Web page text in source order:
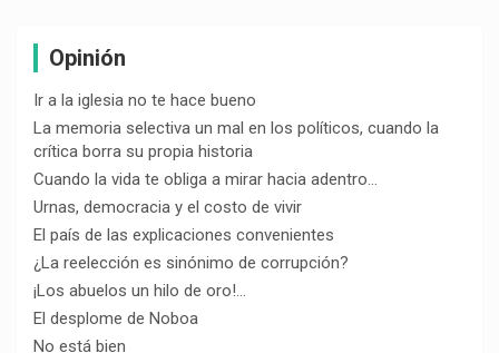
Opinión
Ir a la iglesia no te hace bueno
La memoria selectiva un mal en los políticos, cuando la
crítica borra su propia historia
Cuando la vida te obliga a mirar hacia adentro…
Urnas, democracia y el costo de vivir
El país de las explicaciones convenientes
¿La reelección es sinónimo de corrupción?
¡Los abuelos un hilo de oro!…
El desplome de Noboa
No está bien